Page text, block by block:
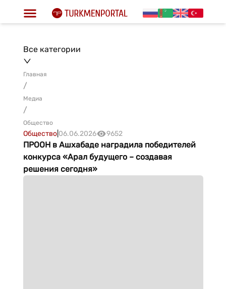
Все категории
Главная
/
Медиа
/
Общество
Общество| 06.06.2026 9652
ПРООН в Ашхабаде наградила победителей
конкурса «Арал будущего – создавая
решения сегодня»